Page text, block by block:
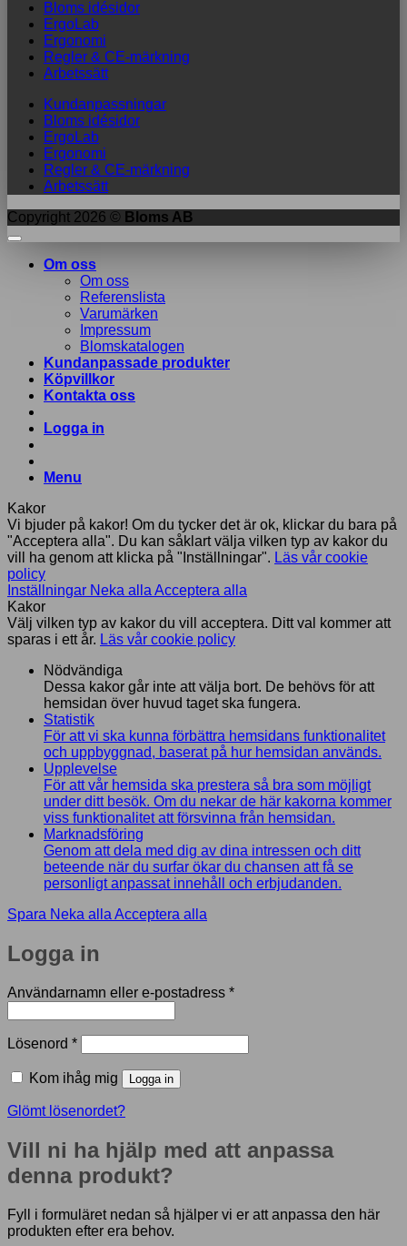
Bloms idésidor
ErgoLab
Ergonomi
Regler & CE-märkning
Arbetssätt
Kundanpassningar
Bloms idésidor
ErgoLab
Ergonomi
Regler & CE-märkning
Arbetssätt
Copyright 2026 © Bloms AB
Om oss
Om oss
Referenslista
Varumärken
Impressum
Blomskatalogen
Kundanpassade produkter
Köpvillkor
Kontakta oss
Logga in
Menu
Kakor
Vi bjuder på kakor! Om du tycker det är ok, klickar du bara på
"Acceptera alla". Du kan såklart välja vilken typ av kakor du
vill ha genom att klicka på "Inställningar". Läs vår cookie
policy
Inställningar Neka alla Acceptera alla
Kakor
Välj vilken typ av kakor du vill acceptera. Ditt val kommer att
sparas i ett år. Läs vår cookie policy
Nödvändiga
Dessa kakor går inte att välja bort. De behövs för att
hemsidan över huvud taget ska fungera.
Statistik
För att vi ska kunna förbättra hemsidans funktionalitet
och uppbyggnad, baserat på hur hemsidan används.
Upplevelse
För att vår hemsida ska prestera så bra som möjligt
under ditt besök. Om du nekar de här kakorna kommer
viss funktionalitet att försvinna från hemsidan.
Marknadsföring
Genom att dela med dig av dina intressen och ditt
beteende när du surfar ökar du chansen att få se
personligt anpassat innehåll och erbjudanden.
Spara Neka alla Acceptera alla
Logga in
Användarnamn eller e-postadress *Obligatoriskt
Lösenord *Obligatoriskt
Kom ihåg mig Logga in
Glömt lösenordet?
Vill ni ha hjälp med att anpassa
denna produkt?
Fyll i formuläret nedan så hjälper vi er att anpassa den här
produkten efter era behov.